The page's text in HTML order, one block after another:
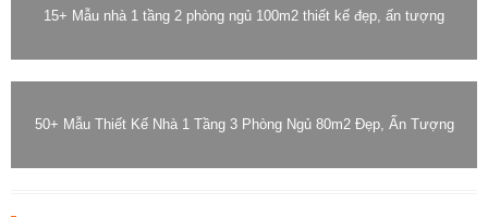
15+ Mẫu nhà 1 tầng 2 phòng ngủ 100m2 thiết kế đẹp, ấn tượng
50+ Mẫu Thiết Kế Nhà 1 Tầng 3 Phòng Ngủ 80m2 Đẹp, Ấn Tượng